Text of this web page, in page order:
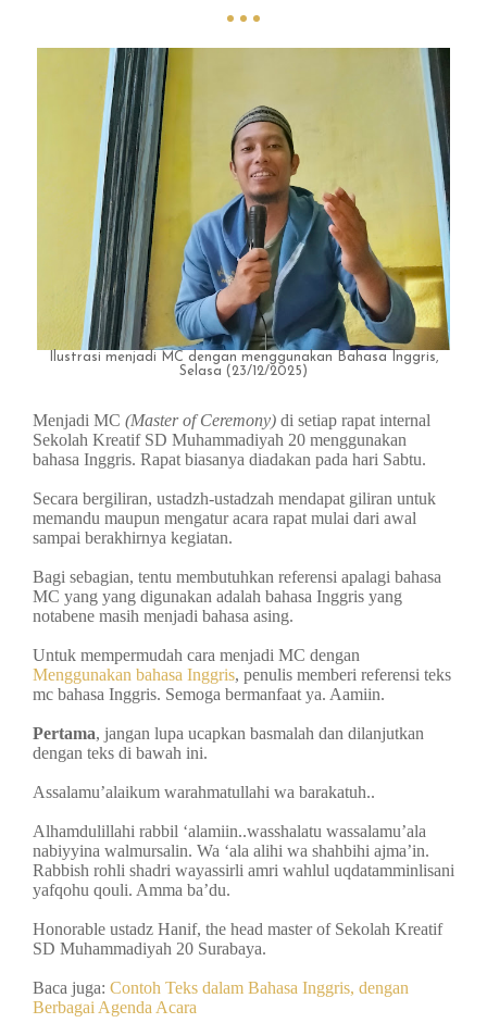
Ilustrasi menjadi MC dengan menggunakan Bahasa Inggris,
Selasa (23/12/2025)
Menjadi MC (Master of Ceremony) di setiap rapat internal
Sekolah Kreatif SD Muhammadiyah 20 menggunakan
bahasa Inggris. Rapat biasanya diadakan pada hari Sabtu.
Secara bergiliran, ustadzh-ustadzah mendapat giliran untuk
memandu maupun mengatur acara rapat mulai dari awal
sampai berakhirnya kegiatan.
Bagi sebagian, tentu membutuhkan referensi apalagi bahasa
MC yang yang digunakan adalah bahasa Inggris yang
notabene masih menjadi bahasa asing.
Untuk mempermudah cara menjadi MC dengan
Menggunakan bahasa Inggris, penulis memberi referensi teks
mc bahasa Inggris. Semoga bermanfaat ya. Aamiin.
Pertama, jangan lupa ucapkan basmalah dan dilanjutkan
dengan teks di bawah ini.
Assalamu’alaikum warahmatullahi wa barakatuh..
Alhamdulillahi rabbil ‘alamiin..wasshalatu wassalamu’ala
nabiyyina walmursalin. Wa ‘ala alihi wa shahbihi ajma’in.
Rabbish rohli shadri wayassirli amri wahlul uqdatamminlisani
yafqohu qouli. Amma ba’du.
Honorable ustadz Hanif, the head master of Sekolah Kreatif
SD Muhammadiyah 20 Surabaya.
Baca juga: Contoh Teks dalam Bahasa Inggris, dengan
Berbagai Agenda Acara